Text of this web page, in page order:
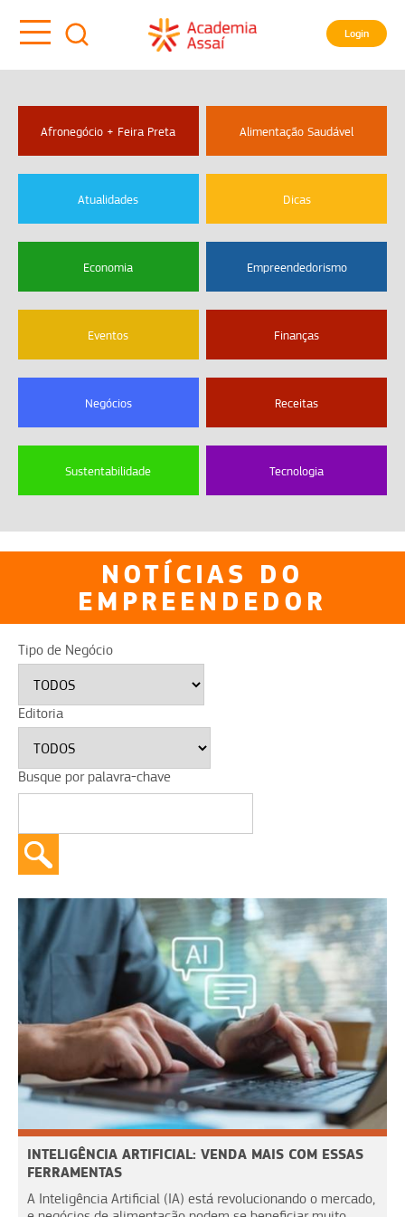
Login
Afronegócio + Feira Preta Alimentação Saudável
Atualidades Dicas
Economia Empreendedorismo
Eventos Finanças
Negócios Receitas
Sustentabilidade Tecnologia
NOTÍCIAS DO
EMPREENDEDOR
Tipo de Negócio
Editoria
Busque por palavra-chave
INTELIGÊNCIA ARTIFICIAL: VENDA MAIS COM ESSAS
FERRAMENTAS
A Inteligência Artificial (IA) está revolucionando o mercado,